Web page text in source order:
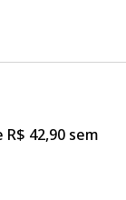
42,90 sem